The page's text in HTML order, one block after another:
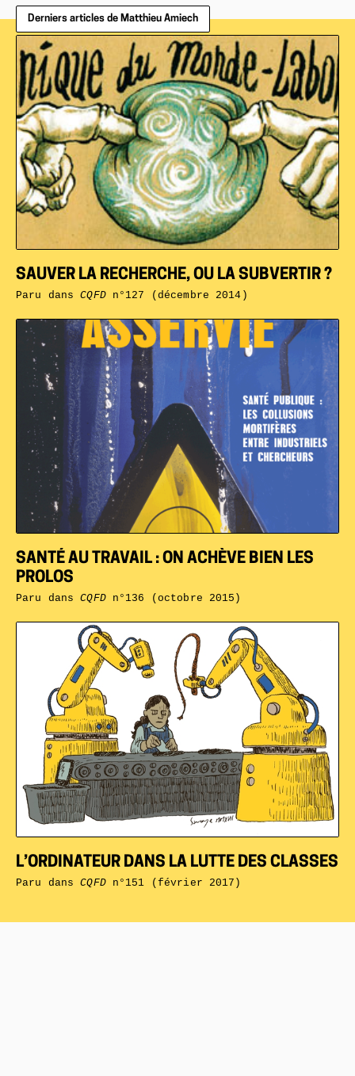
Derniers articles de Matthieu Amiech
L’ORDINATEUR DANS LA LUTTE DES CLASSES
Paru dansCQFDn°151 (février 2017)
SANTÉ AU TRAVAIL : ON ACHÈVE BIEN LES
PROLOS
Paru dansCQFDn°136 (octobre 2015)
SAUVER LA RECHERCHE, OU LA SUBVERTIR ?
Paru dansCQFDn°127 (décembre 2014)